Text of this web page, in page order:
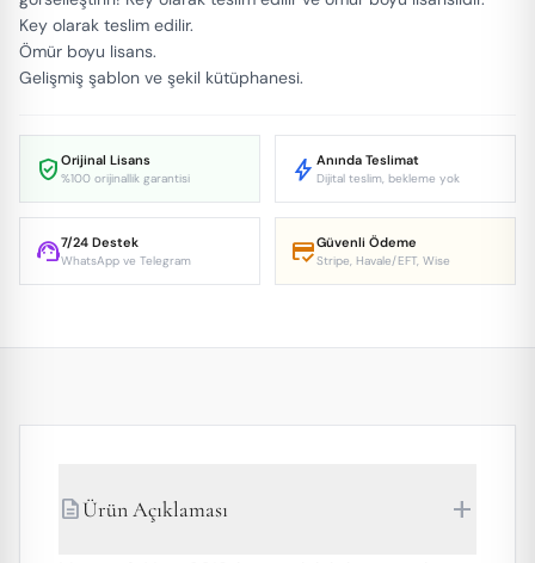
Key olarak teslim edilir.
Ömür boyu lisans.
Gelişmiş şablon ve şekil kütüphanesi.
verified_user Orijinal Lisans
%100 orijinallik garantisi bolt Anında Teslimat
Dijital teslim, bekleme yok
support_agent7/24 Destek
WhatsApp ve Telegram credit_scoreGüvenli Ödeme
Stripe, Havale/EFT, Wise
descriptionÜrün Açıklaması add